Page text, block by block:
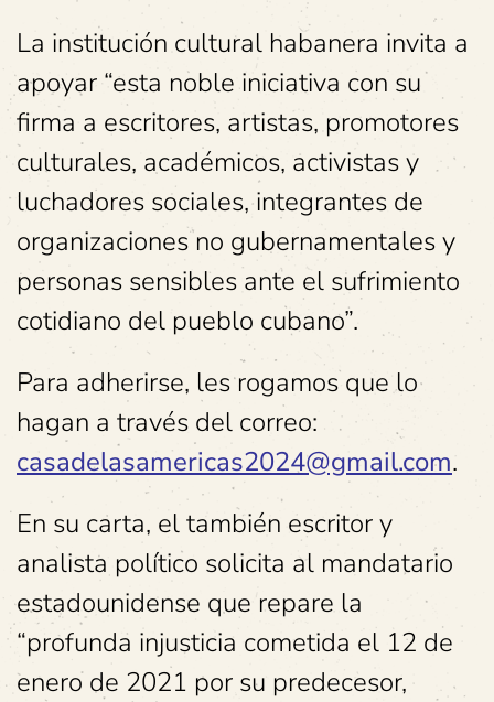
La institución cultural habanera invita a
apoyar “esta noble iniciativa con su
firma a escritores, artistas, promotores
culturales, académicos, activistas y
luchadores sociales, integrantes de
organizaciones no gubernamentales y
personas sensibles ante el sufrimiento
cotidiano del pueblo cubano”.
Para adherirse, les rogamos que lo
hagan a través del correo:
casadelasamericas2024@gmail.com.
En su carta, el también escritor y
analista político solicita al mandatario
estadounidense que repare la
“profunda injusticia cometida el 12 de
enero de 2021 por su predecesor,